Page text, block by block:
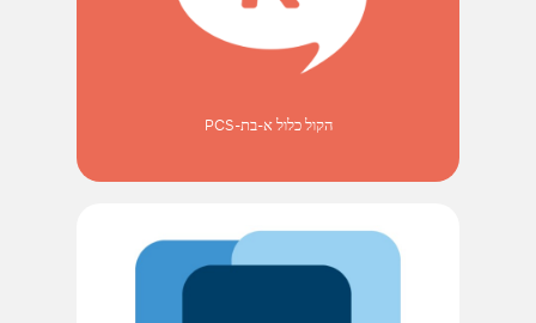
הקול כלול א-בת-PCS